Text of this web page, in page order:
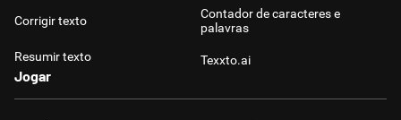
Corrigir texto
Resumir texto
Contador de caracteres e
palavras
Texxto.ai
Jogar